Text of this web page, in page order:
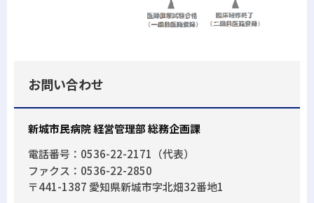
お問い合わせ
新城市民病院 経営管理部 総務企画課
電話番号：0536-22-2171（代表）
ファクス：0536-22-2850
〒441-1387 愛知県新城市字北畑32番地1